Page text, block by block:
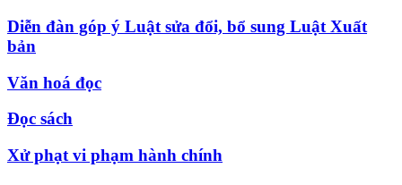
Diễn đàn góp ý Luật sửa đổi, bổ sung Luật Xuất
bản
Văn hoá đọc
Đọc sách
Xử phạt vi phạm hành chính